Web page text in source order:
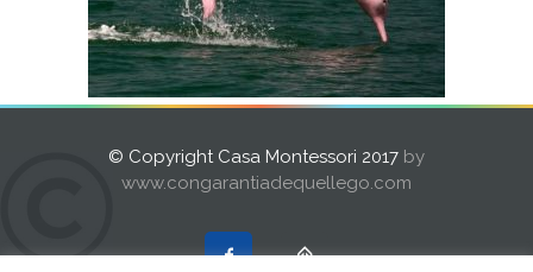
© Copyright Casa Montessori 2017 by
www.congarantiadequellego.com